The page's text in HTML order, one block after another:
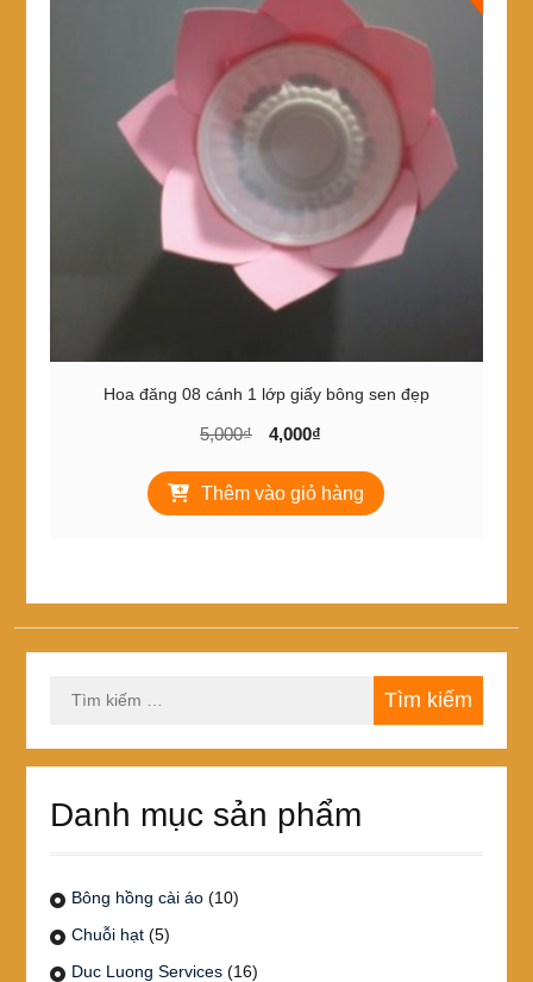
Hoa đăng 08 cánh 1 lớp giấy bông sen đẹp
5,000₫
Giá
là:
5,000₫.
4,000₫
tại
là:
Thêm vào giỏ hàng
kiếm
Danh mục sản phẩm
Bông hồng cài áo (10)
Chuỗi hạt (5)
Duc Luong Services (16)